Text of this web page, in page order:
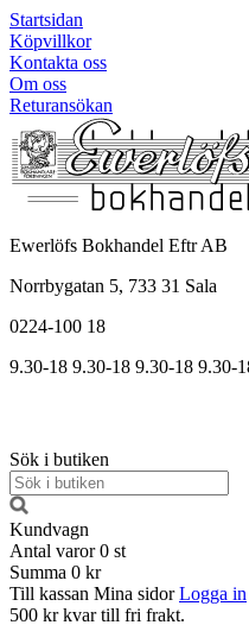
Startsidan
Köpvillkor
Kontakta oss
Om oss
Returansökan
Ewerlöfs Bokhandel Eftr AB
Norrbygatan 5, 733 31 Sala
0224-100 18
9.30-18 9.30-18 9.30-18 9.30-
Sök i butiken
Kundvagn
Antal varor 0 st
Summa 0 kr
Till kassan Mina sidor Logga in
500 kr kvar till fri frakt.